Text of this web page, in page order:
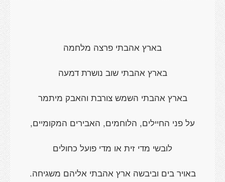
בארץ אהבתי פרצה מלחמה
בארץ אהבתי שוב נושרת דמעה
בארץ אהבתי השמש צורבת והאבק מיתמר
על פני החיילים, הלוחמים, האבירים המקומיים,
לובשי מדי זית או מדי פועל כחולים
באויר בים וביבשה ארץ אהבתי אליהם משגיחה.